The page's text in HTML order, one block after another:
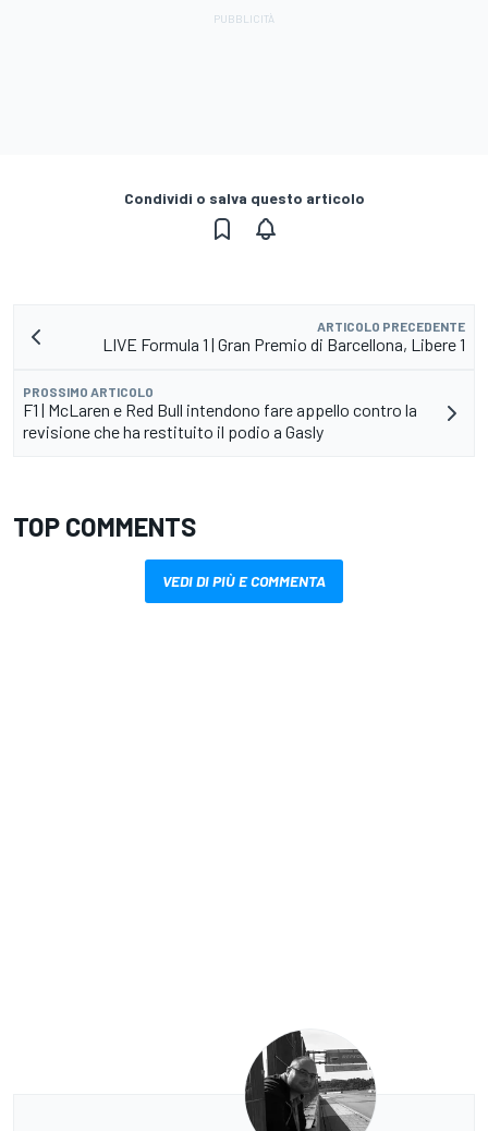
Condividi o salva questo articolo
ARTICOLO PRECEDENTE
LIVE Formula 1 | Gran Premio di Barcellona, Libere 1
PROSSIMO ARTICOLO
F1 | McLaren e Red Bull intendono fare appello contro la
revisione che ha restituito il podio a Gasly
TOP COMMENTS
VEDI DI PIÙ E COMMENTA